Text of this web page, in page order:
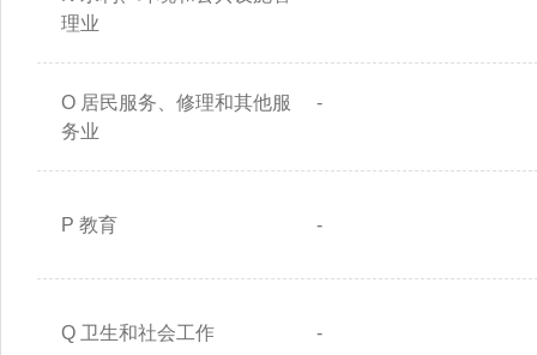
理业
O 居民服务、修理和其他服
务业
-
P 教育 -
Q 卫生和社会工作 -